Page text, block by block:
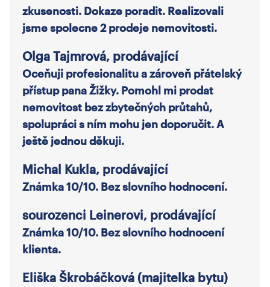
zkusenosti. Dokaze poradit. Realizovali
jsme spolecne 2 prodeje nemovitosti.
Olga Tajmrová, prodávající
Oceňuji profesionalitu a zároveň přátelský
přístup pana Žižky. Pomohl mi prodat
nemovitost bez zbytečných průtahů,
spolupráci s ním mohu jen doporučit. A
ještě jednou děkuji.
Michal Kukla, prodávající
Známka 10/10. Bez slovního hodnocení.
sourozenci Leinerovi, prodávající
Známka 10/10. Bez slovního hodnocení
klienta.
Eliška Škrobáčková (majitelka bytu)